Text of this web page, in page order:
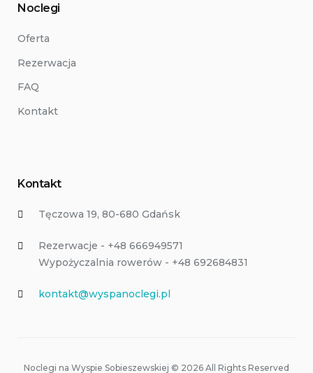
Noclegi
Oferta
Rezerwacja
FAQ
Kontakt
Kontakt
Tęczowa 19, 80-680 Gdańsk
Rezerwacje - +48 666949571
Wypożyczalnia rowerów - +48 692684831
kontakt@wyspanoclegi.pl
Noclegi na Wyspie Sobieszewskiej © 2026 All Rights Reserved